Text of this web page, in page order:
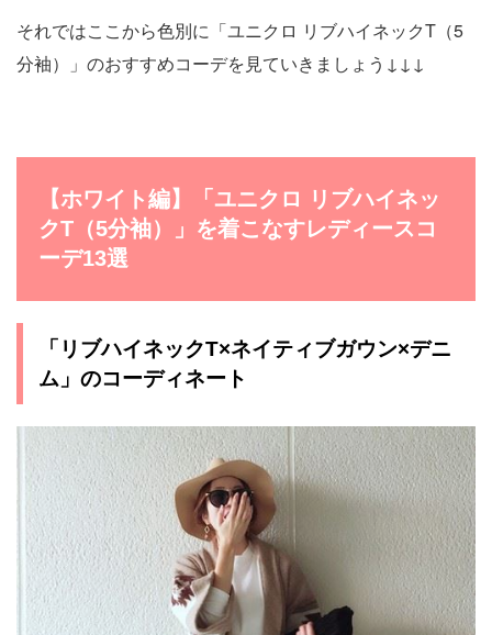
それではここから色別に「ユニクロ リブハイネックT（5
分袖）」のおすすめコーデを見ていきましょう↓↓↓
【ホワイト編】「ユニクロ リブハイネッ
クT（5分袖）」を着こなすレディースコ
ーデ13選
「リブハイネックT×ネイティブガウン×デニ
ム」のコーディネート